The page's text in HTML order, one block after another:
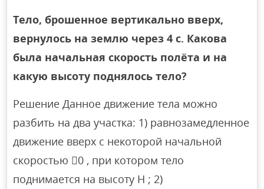
Тело, брошенное вертикально вверх,
вернулось на землю через 4 с. Какова
была начальная скорость полёта и на
какую высоту поднялось тело?
Решение Данное движение тела можно
разбить на два участка: 1) равнозамедленное
движение вверх с некоторой начальной
скоростью 0 , при котором тело
поднимается на высоту H ; 2)